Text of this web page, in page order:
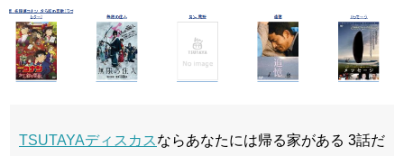
TSUTAYAディスカスならあなたには帰る家がある 3話だ